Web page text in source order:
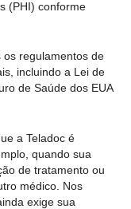
(PHI) conforme
os regulamentos de
incluindo a Lei de
de Saúde dos EUA
a Teladoc é
quando sua
de tratamento ou
médico. Nos
exige sua